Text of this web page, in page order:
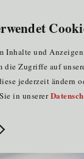
Inhalte und
die Zugriffe auf
jederzeit ändern
in unserer